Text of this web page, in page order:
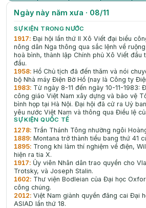
Ngày này năm xưa · 08/11
SỰ KIỆN TRONG NƯỚC
1917:Đại hội lần thứ II Xô Viết đại biểu
nông dân Nga thông qua sắc lệnh về
hoà bình, thành lập Chính phủ Xô Viết đầu
đầu.
1958:Hồ Chủ tịch đã đến thǎm và nói
bộ Nhà máy Điện Bờ Hồ (nay là Công ty
1983: Từ ngày 8-11 đến ngày 10-11-1983:
công giáo Việt Nam xây dựng và bảo vệ
bình họp tại Hà Nội. Đại hội đã cử ra Uỷ
yêu nước Việt Nam và thông qua Điều lệ
SỰ KIỆN QUỐC TẾ
1278: Trần Thánh Tông nhường ngôi
1889:Montana trở thành tiểu bang thứ 41
1895: Trong khi làm thí nghiệm về điện,
hiện ra tia X.
1917: Ủy viên Nhân dân trao quyền cho
Trotsky, và Joseph Stalin.
1602: Thư viện Bodleian của Đại học
công chúng.
2012:Việt Nam giành quyền đăng cai Đại
ASIAD lần thứ 18.